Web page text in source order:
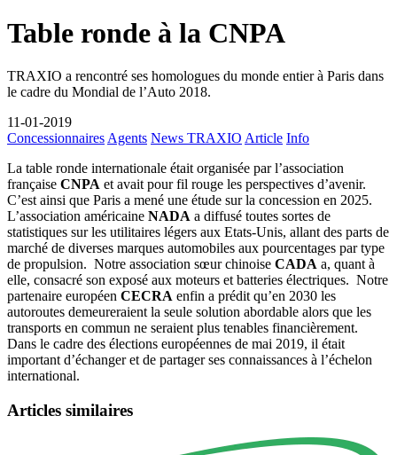
Table ronde à la CNPA
TRAXIO a rencontré ses homologues du monde entier à Paris dans
le cadre du Mondial de l’Auto 2018.
11-01-2019
Concessionnaires Agents News TRAXIO Article Info
La table ronde internationale était organisée par l’association
française CNPA et avait pour fil rouge les perspectives d’avenir.
C’est ainsi que Paris a mené une étude sur la concession en 2025.
L’association américaine NADA a diffusé toutes sortes de
statistiques sur les utilitaires légers aux Etats-Unis, allant des parts de
marché de diverses marques automobiles aux pourcentages par type
de propulsion. Notre association sœur chinoise CADA a, quant à
elle, consacré son exposé aux moteurs et batteries électriques. Notre
partenaire européen CECRA enfin a prédit qu’en 2030 les
autoroutes demeureraient la seule solution abordable alors que les
transports en commun ne seraient plus tenables financièrement.
Dans le cadre des élections européennes de mai 2019, il était
important d’échanger et de partager ses connaissances à l’échelon
international.
Articles similaires